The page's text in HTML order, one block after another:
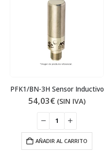
PFK1/BN-3H Sensor Inductivo
54,03€ (SIN IVA)
AÑADIR AL CARRITO